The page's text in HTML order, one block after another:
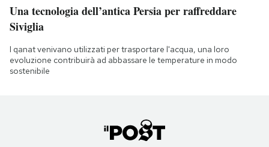
Una tecnologia dell’antica Persia per raffreddare
Siviglia
I qanat venivano utilizzati per trasportare l'acqua, una loro
evoluzione contribuirà ad abbassare le temperature in modo
sostenibile